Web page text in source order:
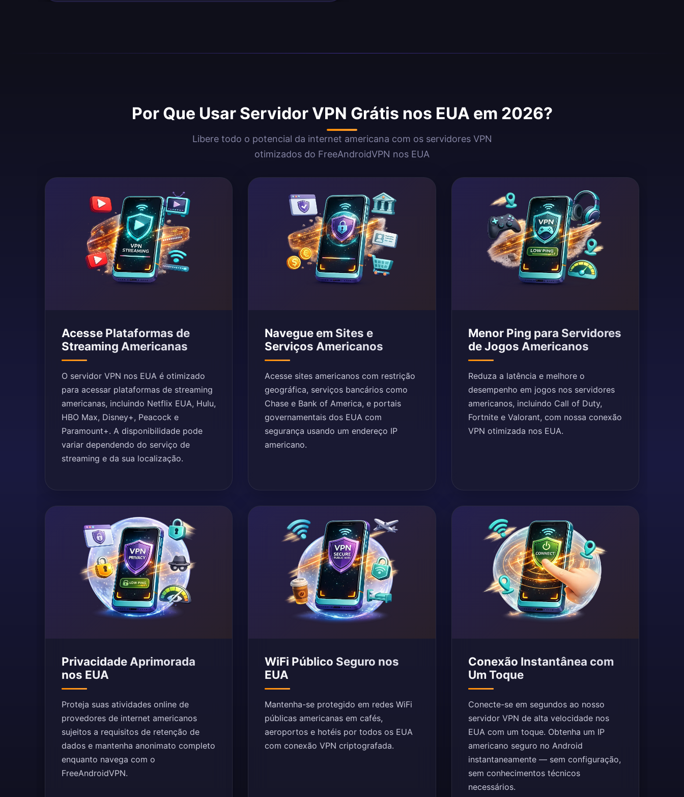
Por Que Usar Servidor VPN Grátis nos EUA em 2026?
Libere todo o potencial da internet americana com os servidores VPN
otimizados do FreeAndroidVPN nos EUA
Acesse Plataformas de
Streaming Americanas
O servidor VPN nos EUA é otimizado
para acessar plataformas de streaming
americanas, incluindo Netflix EUA, Hulu,
HBO Max, Disney+, Peacock e
Paramount+. A disponibilidade pode
variar dependendo do serviço de
streaming e da sua localização.
Navegue em Sites e
Serviços Americanos
Acesse sites americanos com restrição
geográfica, serviços bancários como
Chase e Bank of America, e portais
governamentais dos EUA com
segurança usando um endereço IP
americano.
Menor Ping para Servidores
de Jogos Americanos
Reduza a latência e melhore o
desempenho em jogos nos servidores
americanos, incluindo Call of Duty,
Fortnite e Valorant, com nossa conexão
VPN otimizada nos EUA.
Privacidade Aprimorada
nos EUA
Proteja suas atividades online de
provedores de internet americanos
sujeitos a requisitos de retenção de
dados e mantenha anonimato completo
enquanto navega com o
FreeAndroidVPN.
WiFi Público Seguro nos
EUA
Mantenha-se protegido em redes WiFi
públicas americanas em cafés,
aeroportos e hotéis por todos os EUA
com conexão VPN criptografada.
Conexão Instantânea com
Um Toque
Conecte-se em segundos ao nosso
servidor VPN de alta velocidade nos
EUA com um toque. Obtenha um IP
americano seguro no Android
instantaneamente — sem configuração,
sem conhecimentos técnicos
necessários.